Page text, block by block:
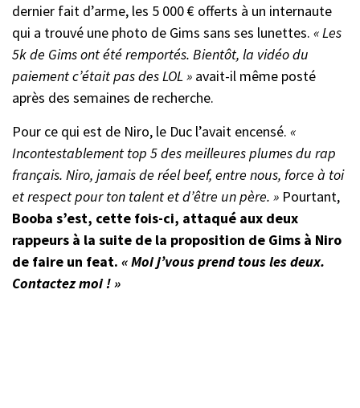
dernier fait d’arme, les 5 000 € offerts à un internaute
qui a trouvé une photo de Gims sans ses lunettes. « Les
5k de Gims ont été remportés. Bientôt, la vidéo du
paiement c’était pas des LOL » avait-il même posté
après des semaines de recherche.
Pour ce qui est de Niro, le Duc l’avait encensé. «
Incontestablement top 5 des meilleures plumes du rap
français. Niro, jamais de réel beef, entre nous, force à toi
et respect pour ton talent et d’être un père. » Pourtant,
Booba s’est, cette fois-ci, attaqué aux deux
rappeurs à la suite de la proposition de Gims à Niro
de faire un feat. « Moi j’vous prend tous les deux.
Contactez moi ! »